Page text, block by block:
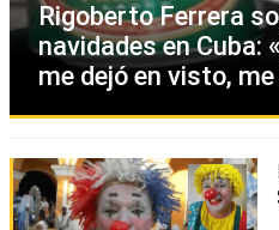
Rigoberto Ferrera
navidades en Cuba:
me dejó en visto,